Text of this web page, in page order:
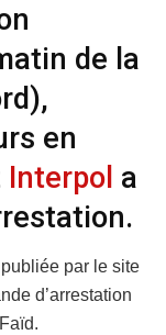
de la
en
Interpol a
par le site
d’arrestation